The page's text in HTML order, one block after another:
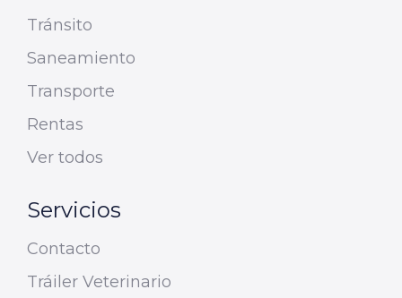
Tránsito
Saneamiento
Transporte
Rentas
Ver todos
Servicios
Contacto
Tráiler Veterinario